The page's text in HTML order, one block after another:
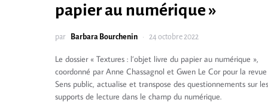
papier au numérique »
par Barbara Bourchenin 24 octobre 2022
Le dossier « Textures : l’objet livre du papier au numérique »,
coordonné par Anne Chassagnol et Gwen Le Cor pour la revue
Sens public, actualise et transpose des questionnements sur les
supports de lecture dans le champ du numérique.